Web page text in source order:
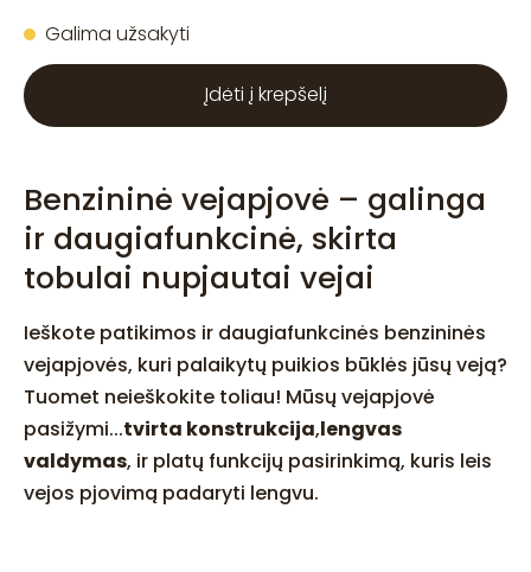
Galima užsakyti
Įdėti į krepšelį
Benzininė vejapjovė – galinga
ir daugiafunkcinė, skirta
tobulai nupjautai vejai
Ieškote patikimos ir daugiafunkcinės benzininės
vejapjovės, kuri palaikytų puikios būklės jūsų veją?
Tuomet neieškokite toliau! Mūsų vejapjovė
pasižymi...tvirta konstrukcija,lengvas
valdymas, ir platų funkcijų pasirinkimą, kuris leis
vejos pjovimą padaryti lengvu.